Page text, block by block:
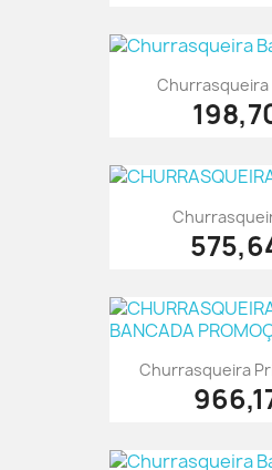
Churrasqueira
Churrasqueira